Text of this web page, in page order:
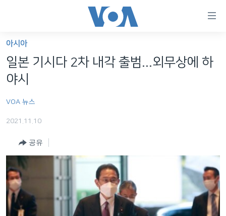
가
능
링
인
이
동
세계
라디오
프로그램
주파수 안내
언어 선택
아시아
일본 기시다 2차 내각 출범...외무상에 하
야시
VOA 뉴스
2021.11.10
공유